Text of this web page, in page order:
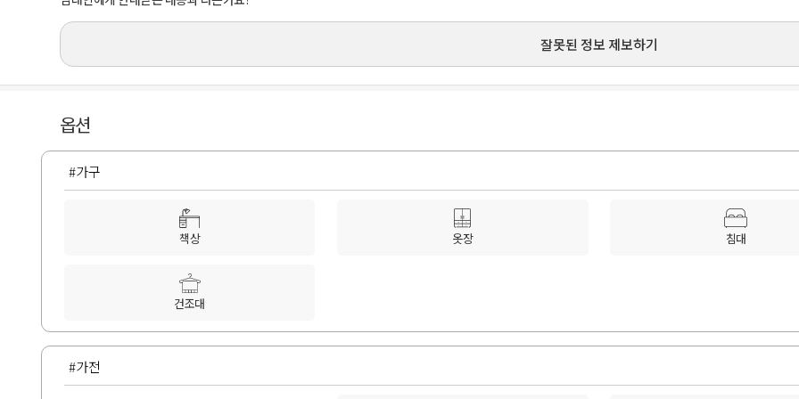
잘못된 정보 제보하기
옵션
#가구
책상 옷장 침대
건조대
#가전